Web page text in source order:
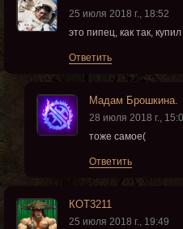
25 июля 2018 г., 18:52
это пипец, как так,
Ответить
Мадам Брошкина.
28 июля 2018 г.,
тоже самое(
Ответить
КОТ3211
25 июля 2018 г., 19:49